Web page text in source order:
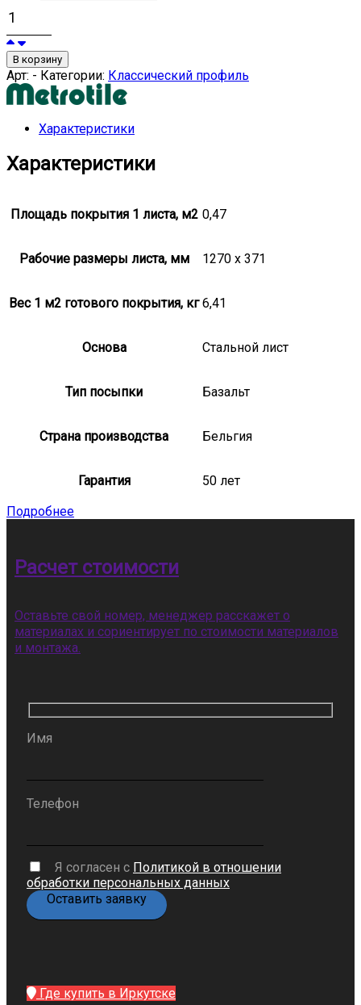
В корзину
Арт: - Категории: Классический профиль
Характеристики
Характеристики
Площадь покрытия 1 листа, м2 0,47
Рабочие размеры листа, мм 1270 x 371
Вес 1 м2 готового покрытия, кг 6,41
Основа Стальной лист
Тип посыпки Базальт
Страна производства Бельгия
Гарантия
50 лет
Подробнее
Расчет стоимости
Оставьте свой номер, менеджер расскажет о
материалах и сориентирует по стоимости материалов
и монтажа.
Имя
Телефон
Я согласен с Политикой в отношении
обработки персональных данных
Где купить в Иркутске